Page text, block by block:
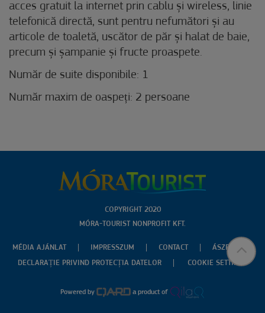
acces gratuit la internet prin cablu și wireless, linie
telefonică directă, sunt pentru nefumători și au
articole de toaletă, uscător de păr și halat de baie,
precum și șampanie și fructe proaspete.
Număr de suite disponibile: 1
Număr maxim de oaspeți: 2 persoane
COPYRIGHT 2020
MÓRA-TOURIST NONPROFIT KFT.
MÉDIA AJÁNLAT IMPRESSZUM CONTACT
ÁSZF
DECLARAȚIE PRIVIND PROTECȚIA DATELOR
COOKIE SETTINGS
Powered by a product of